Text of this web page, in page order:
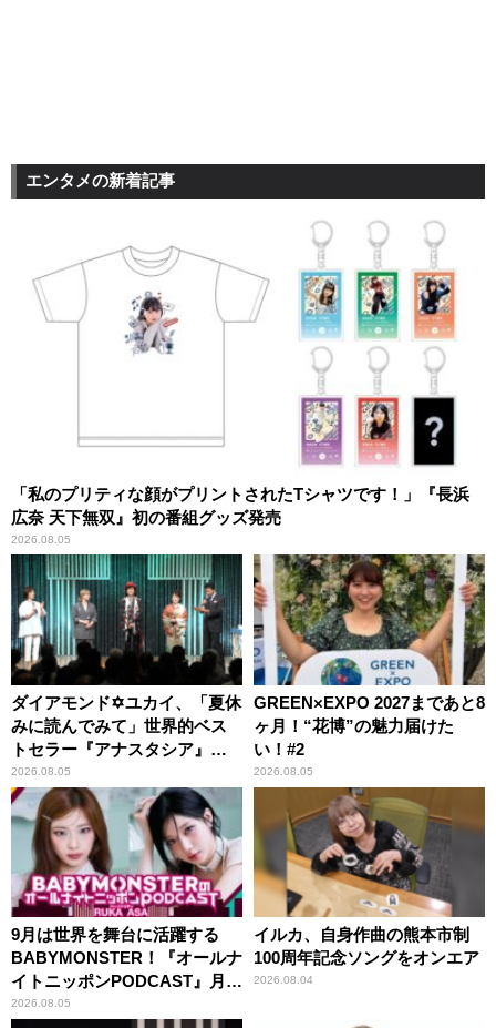
エンタメの新着記事
「私のプリティな顔がプリントされたTシャツです！」『長浜
広奈 天下無双』初の番組グッズ発売
2026.08.05
ダイアモンド✡ユカイ、「夏休
みに読んでみて」世界的ベス
トセラー『アナスタシア』を
紹介
2026.08.05
GREEN×EXPO 2027まであと8
ヶ月！“花博”の魅力届けた
い！#2
2026.08.05
9月は世界を舞台に活躍する
BABYMONSTER！『オールナ
イトニッポンPODCAST』月替
わりパーソナリティ
2026.08.05
イルカ、自身作曲の熊本市制
100周年記念ソングをオンエア
2026.08.04